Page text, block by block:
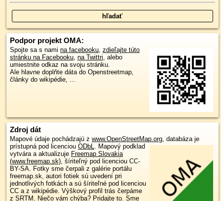
Podpor projekt OMA:
Spojte sa s nami na facebooku, zdieľajte túto
stránku na Facebooku, na Twittri, alebo
umiestnite odkaz na svoju stránku.
Ale hlavne doplňte dáta do Openstreetmap,
články do wikipédie, ...
Zdroj dát
Mapové údaje pochádzajú z www.OpenStreetMap.org, databáza je
prístupná pod licenciou ODbL. Mapový podklad
vytvára a aktualizuje Freemap Slovakia
(www.freemap.sk), šíriteľný pod licenciou CC-
BY-SA. Fotky sme čerpali z galérie portálu
freemap.sk, autori fotiek sú uvedení pri
jednotlivých fotkách a sú šíriteľné pod licenciou
CC a z wikipédie. Výškový profil trás čerpáme
z SRTM . Niečo vám chýba? Pridajte to. Sme